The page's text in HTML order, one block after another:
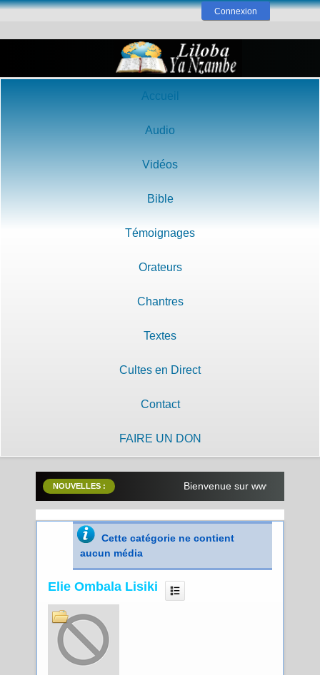
Connexion
Accueil
Audio
Vidéos
Bible
Témoignages
Orateurs
Chantres
Textes
Cultes en Direct
Contact
FAIRE UN DON
NOUVELLES : Bienvenue sur
Cette catégorie ne contient
aucun média
Elie Ombala Lisiki